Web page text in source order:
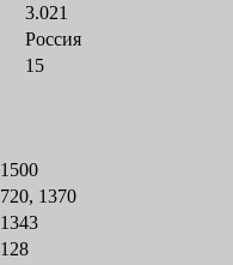
3.021
Россия
15
1500
720, 1370
1343
128